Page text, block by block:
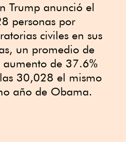
Trump anunció el
personas por
civiles en sus
un promedio de
de 37.6%
30,028 el mismo
año de Obama.